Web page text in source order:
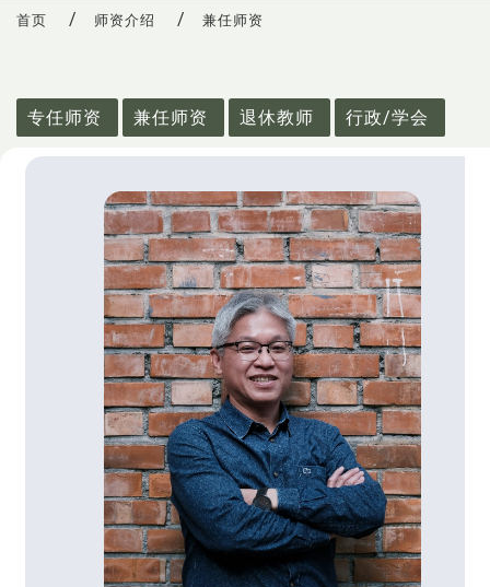
首页 师资介绍 兼任师资
专任师资
兼任师资 退休教师 行政/学会